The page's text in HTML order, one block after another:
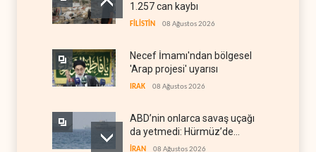
1.257 can kaybı
FİLİSTİN 08 Ağustos 2026
Necef İmamı'ndan bölgesel
'Arap projesi' uyarısı
IRAK 08 Ağustos 2026
ABD’nin onlarca savaş uçağı
da yetmedi: Hürmüz’de
gemi vuruldu
İRAN 08 Ağustos 2026